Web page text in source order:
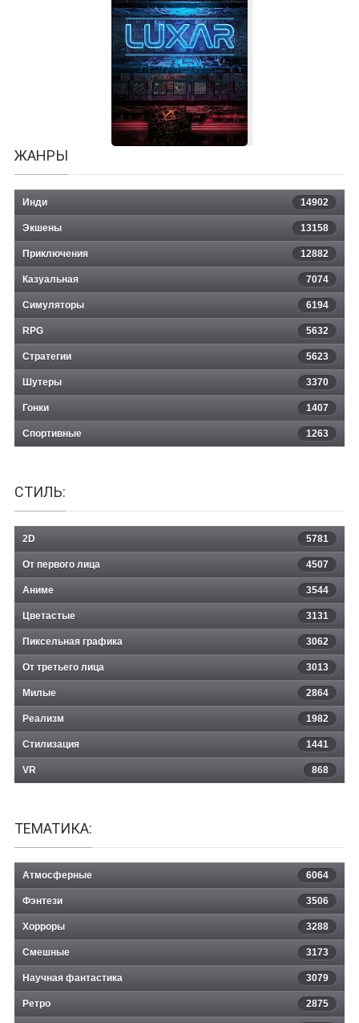
Double Dragon 4
ЖАНРЫ
Инди 14902
Экшены 13158
Приключения 12882
Казуальная 7074
Симуляторы 6194
RPG 5632
Стратегии 5623
Шутеры 3370
Гонки 1407
Спортивные 1263
СТИЛЬ:
2D 5781
От первого лица 4507
Аниме 3544
Цветастые 3131
Пиксельная графика 3062
От третьего лица 3013
Милые 2864
Реализм 1982
Стилизация 1441
VR 868
ТЕМАТИКА:
Атмосферные 6064
Фэнтези 3506
Хорроры 3288
Смешные 3173
Научная фантастика 3079
Ретро 2875